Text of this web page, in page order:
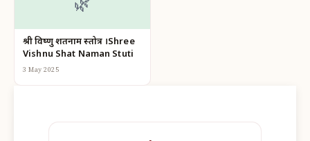
🌿
श्री विष्णु शतनाम स्तोत्र ।Shree
Vishnu Shat Naman Stuti
3 May 2025